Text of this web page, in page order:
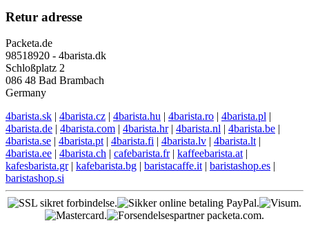
Retur adresse
Packeta.de
98518920 - 4barista.dk
Schloßplatz 2
086 48 Bad Brambach
Germany
4barista.sk | 4barista.cz | 4barista.hu | 4barista.ro | 4barista.pl |
4barista.de | 4barista.com | 4barista.hr| 4barista.nl | 4barista.be |
4barista.se | 4barista.pt | 4barista.fi | 4barista.lv | 4barista.lt |
4barista.ee | 4barista.ch | cafebarista.fr| kaffeebarista.at |
kafesbarista.gr| kafebarista.bg | baristacaffe.it | baristashop.es |
baristashop.si